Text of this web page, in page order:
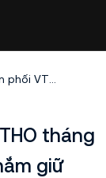
Đã hoàn thành Phân phối VTHO tháng 08/2024 cho những người nắm giữ VET
tháng
giữ